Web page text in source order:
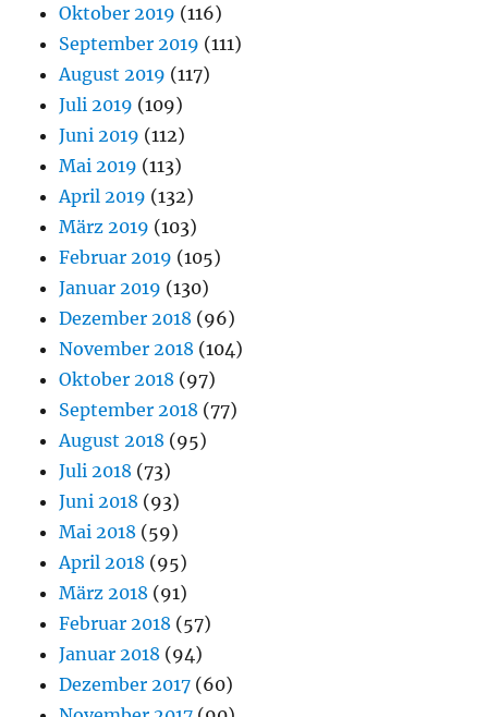
Oktober 2019 (116)
September 2019 (111)
August 2019 (117)
Juli 2019 (109)
Juni 2019 (112)
Mai 2019 (113)
April 2019 (132)
März 2019 (103)
Februar 2019 (105)
Januar 2019 (130)
Dezember 2018 (96)
November 2018 (104)
Oktober 2018 (97)
September 2018 (77)
August 2018 (95)
Juli 2018 (73)
Juni 2018 (93)
Mai 2018 (59)
April 2018 (95)
März 2018 (91)
Februar 2018 (57)
Januar 2018 (94)
Dezember 2017 (60)